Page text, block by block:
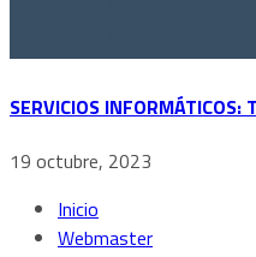
SERVICIOS
19 octubre, 2023
Inicio
Webmaster